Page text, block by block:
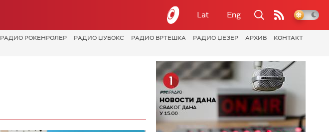
Lat Eng
РАДИО РОКЕНРОЛЕР РАДИО ЏУБОКС РАДИО ВРТЕШКА РАДИО ЏЕЗЕР АРХИВ
КОНТАКТ